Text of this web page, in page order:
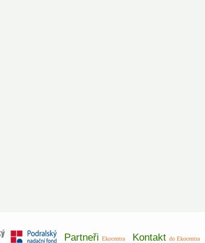
Partneři Ekocentra Kontakt do Ekocentra